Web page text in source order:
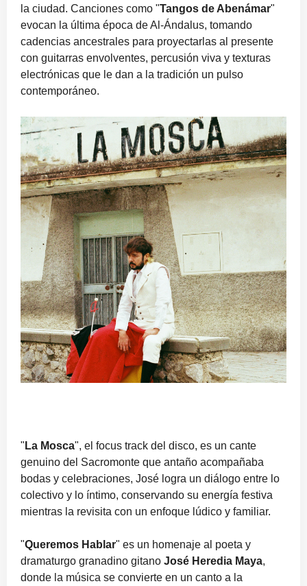
la ciudad. Canciones como "Tangos de Abenámar"
evocan la última época de Al-Ándalus, tomando
cadencias ancestrales para proyectarlas al presente
con guitarras envolventes, percusión viva y texturas
electrónicas que le dan a la tradición un pulso
contemporáneo.
" La Mosca", el focus track del disco, es un cante
genuino del Sacromonte que antaño acompañaba
bodas y celebraciones, José logra un diálogo entre lo
colectivo y lo íntimo, conservando su energía festiva
mientras la revisita con un enfoque lúdico y familiar.
"Queremos Hablar" es un homenaje al poeta y
dramaturgo granadino gitano José Heredia Maya,
donde la música se convierte en un canto a la